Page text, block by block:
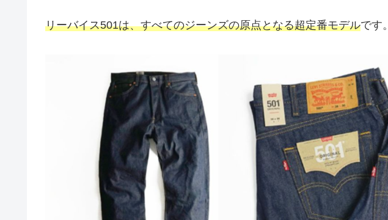
リーバイス501は、すべてのジーンズの原点となる超定番モデルです。